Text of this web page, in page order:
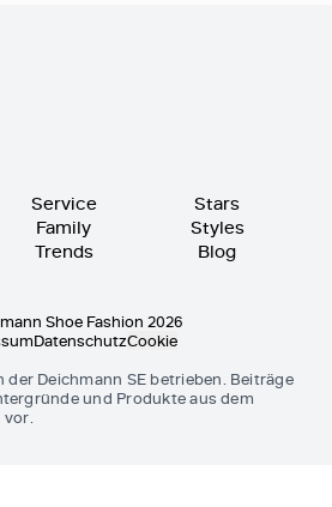
Service
Family
Trends
Stars
Styles
Blog
Shoe Fashion 2026
DatenschutzCookie
der Deichmann SE betrieben. Beiträge
und Produkte aus dem
vor.